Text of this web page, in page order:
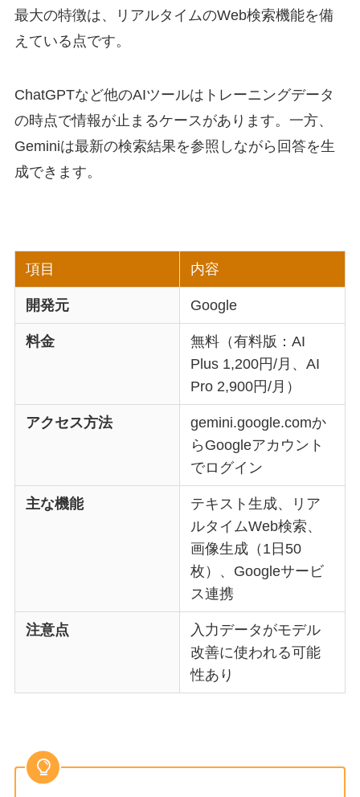
最大の特徴は、リアルタイムのWeb検索機能を備
えている点です。
ChatGPTなど他のAIツールはトレーニングデータ
の時点で情報が止まるケースがあります。一方、
Geminiは最新の検索結果を参照しながら回答を生
成できます。
項目 内容
開発元 Google
料金
無料（有料版：AI
Plus 1,200円/月、AI
Pro 2,900円/月）
アクセス方法
gemini.google.comか
らGoogleアカウント
でログイン
主な機能
テキスト生成、リア
ルタイムWeb検索、
画像生成（1日50
枚）、Googleサービ
ス連携
注意点
入力データがモデル
改善に使われる可能
性あり